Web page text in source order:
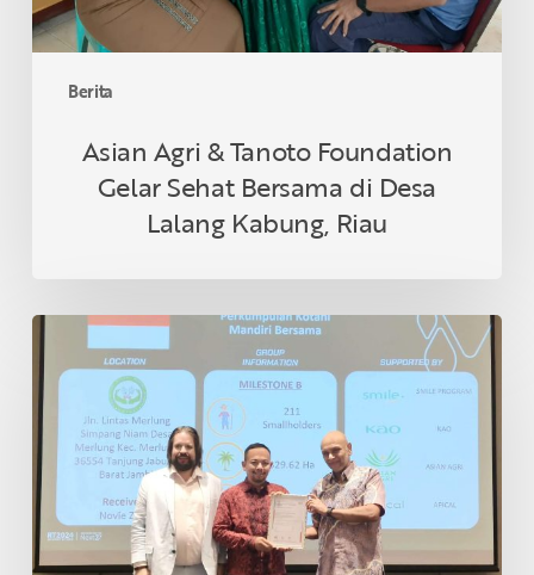
Berita
Desa
Lalang
Kabung,
Asian Agri & Tanoto Foundation
Gelar Sehat Bersama di Desa
Lalang Kabung, Riau
Petani
Swadaya
Indonesia
Raih
Sertifikasi
RSPO
di
Thailand